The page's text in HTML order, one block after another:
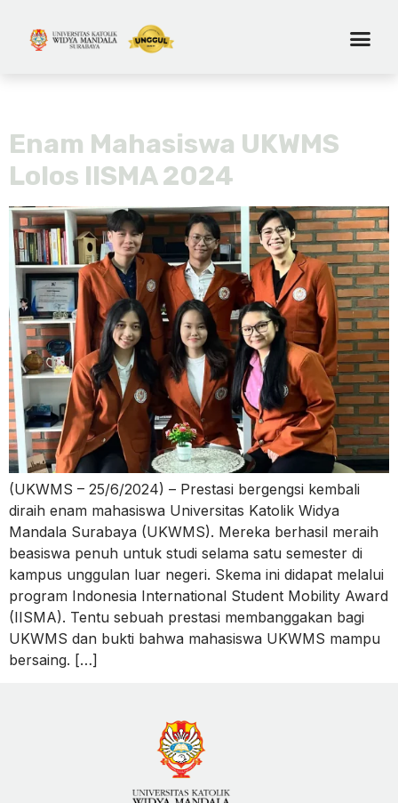
Enam Mahasiswa UKWMS
Lolos IISMA 2024
(UKWMS – 25/6/2024) – Prestasi bergengsi kembali
diraih enam mahasiswa Universitas Katolik Widya
Mandala Surabaya (UKWMS). Mereka berhasil meraih
beasiswa penuh untuk studi selama satu semester di
kampus unggulan luar negeri. Skema ini didapat melalui
program Indonesia International Student Mobility Award
(IISMA). Tentu sebuah prestasi membanggakan bagi
UKWMS dan bukti bahwa mahasiswa UKWMS mampu
bersaing. […]